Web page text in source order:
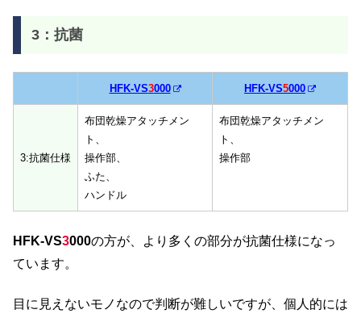
3：抗菌
HFK-VS3000 HFK-VS5000
3:抗菌仕様
布団乾燥アタッチメン
ト、
操作部、
ふた、
ハンドル
布団乾燥アタッチメン
ト、
操作部
HFK-VS3000の方が、より多くの部分が抗菌仕様になっ
ています。
目に見えないモノなので判断が難しいですが、個人的には